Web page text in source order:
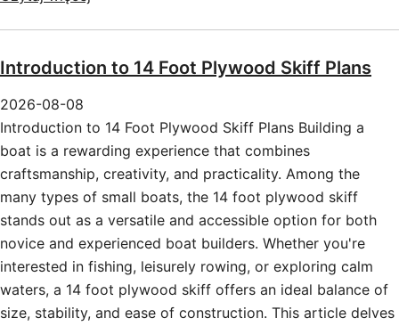
Introduction to 14 Foot Plywood Skiff Plans
2026-08-08
Introduction to 14 Foot Plywood Skiff Plans Building a
boat is a rewarding experience that combines
craftsmanship, creativity, and practicality. Among the
many types of small boats, the 14 foot plywood skiff
stands out as a versatile and accessible option for both
novice and experienced boat builders. Whether you're
interested in fishing, leisurely rowing, or exploring calm
waters, a 14 foot plywood skiff offers an ideal balance of
size, stability, and ease of construction. This article delves